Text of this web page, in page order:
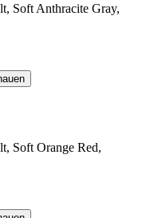
Soft Anthracite Gray,
Soft Orange Red,